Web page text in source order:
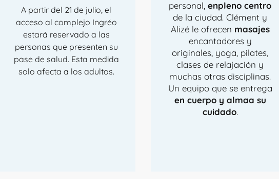
A partir del 21 de julio, el
acceso al complejo Ingréo
estará reservado a las
personas que presenten su
pase de salud. Esta medida
solo afecta a los adultos.
personal, enpleno centro
de la ciudad. Clément y
Alizé le ofrecen masajes
encantadores y
originales, yoga, pilates,
clases de relajación y
muchas otras disciplinas.
Un equipo que se entrega
en cuerpo y almaa su
cuidado.